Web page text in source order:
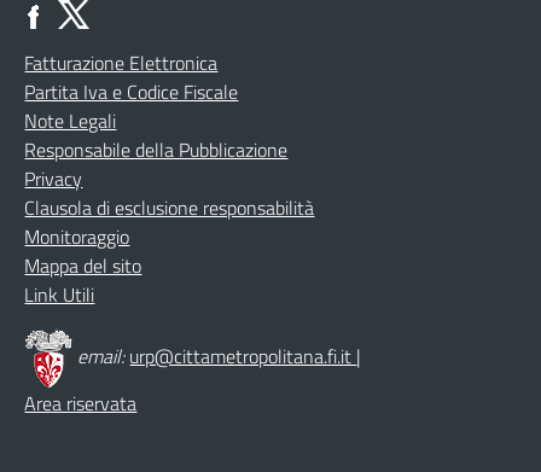
Fatturazione Elettronica
Partita Iva e Codice Fiscale
Note Legali
Responsabile della Pubblicazione
Privacy
Clausola di esclusione responsabilità
Monitoraggio
Mappa del sito
Link Utili
email:urp@cittametropolitana.fi.it |
Area riservata